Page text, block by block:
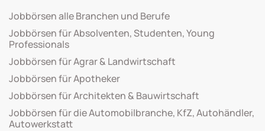
Jobbörsen alle Branchen und Berufe
Jobbörsen für Absolventen, Studenten, Young
Professionals
Jobbörsen für Agrar & Landwirtschaft
Jobbörsen für Apotheker
Jobbörsen für Architekten & Bauwirtschaft
Jobbörsen für die Automobilbranche, KfZ, Autohändler,
Autowerkstatt